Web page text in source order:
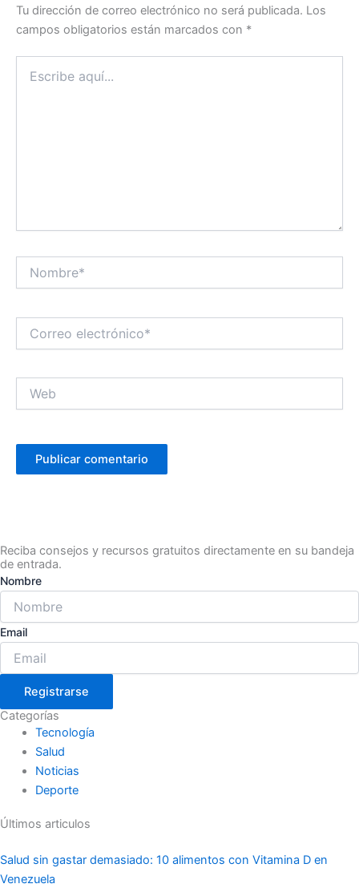
Tu dirección de correo electrónico no será publicada. Los
campos obligatorios están marcados con *
aquí...
electrónico*
Reciba consejos y recursos gratuitos directamente en su bandeja
de entrada.
Nombre
Email
Registrarse
Categorías
Tecnología
Salud
Noticias
Deporte
Últimos articulos
Salud sin gastar demasiado: 10 alimentos con Vitamina D en
Venezuela